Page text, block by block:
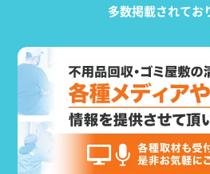
多数掲載されてお